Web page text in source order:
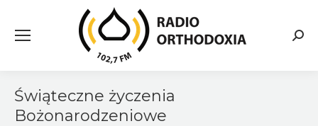
Świąteczne życzenia
Bożonarodzeniowe